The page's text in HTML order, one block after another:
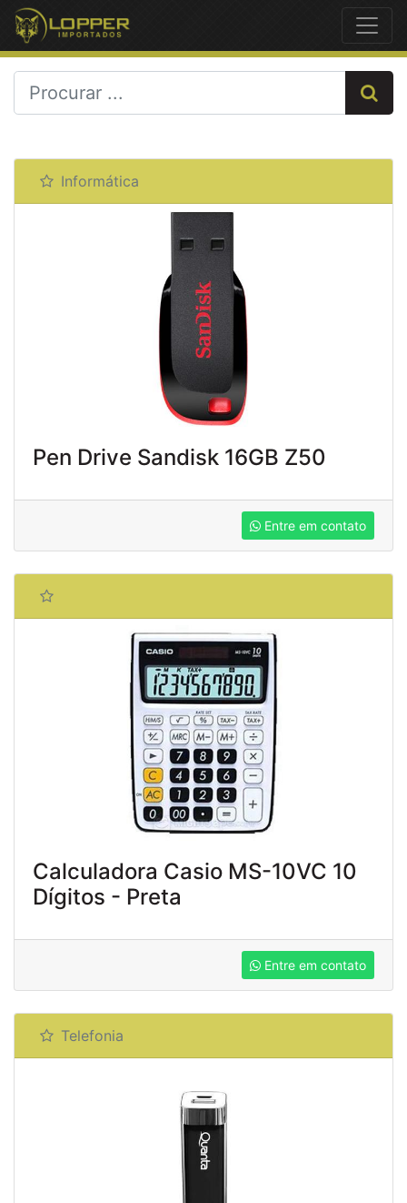
Informática
Pen Drive Sandisk 16GB Z50
Entre em contato
Calculadora Casio MS-10VC 10
Dígitos - Preta
Entre em contato
Telefonia